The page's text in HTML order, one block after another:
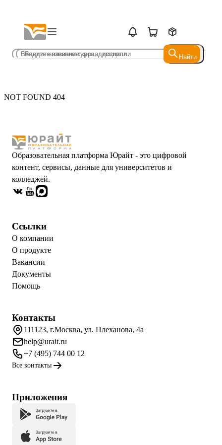
Найти
Найти
NOT FOUND 404
Образовательная платформа Юрайт - это цифровой
контент, сервисы, данные для университетов и
колледжей.
Ссылки
О компании
О продукте
Вакансии
Документы
Помощь
Контакты
111123, г.Москва, ул. Плеханова, 4а
help@urait.ru
+7 (495) 744 00 12
Все контакты
Приложения